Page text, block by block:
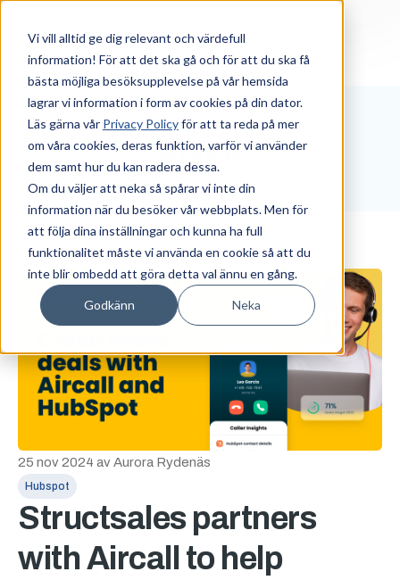
Vi vill alltid ge dig relevant och värdefull
information! För att det ska gå och för att du ska få
bästa möjliga besöksupplevelse på vår hemsida
lagrar vi information i form av cookies på din dator.
Läs gärna vår Privacy Policyför att ta reda på mer
om våra cookies, deras funktion, varför vi använder
dem samt hur du kan radera dessa.
Om du väljer att neka så spårar vi inte din
information när du besöker vår webbplats. Men för
att följa dina inställningar och kunna ha full
funktionalitet måste vi använda en cookie så att du
inte blir ombedd att göra detta val ännu en gång.
Godkänn Neka
Blogg
25 nov 2024 avAurora Rydenäs
Hubspot
Structsales partners
with Aircall to help